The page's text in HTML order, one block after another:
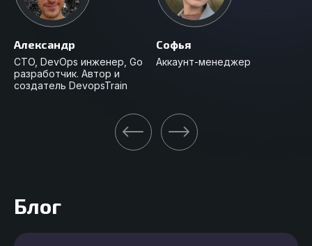
Александр
CTO, DevOps инженер, Go
разработчик. Автор и
создатель DevopsTrain
Софья
Аккаунт-менеджер
Блог